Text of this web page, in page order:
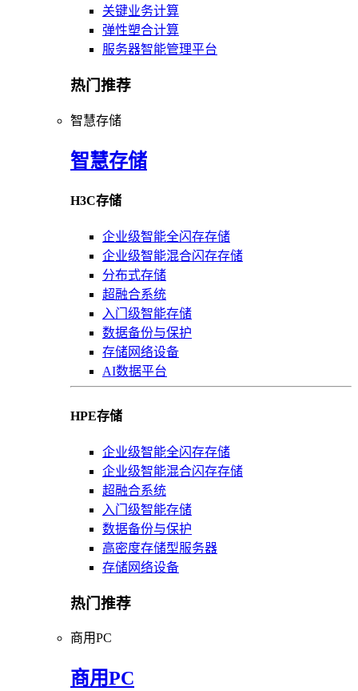
关键业务计算
弹性塑合计算
服务器智能管理平台
热门推荐
智慧存储
智慧存储
H3C存储
企业级智能全闪存存储
企业级智能混合闪存存储
分布式存储
超融合系统
入门级智能存储
数据备份与保护
存储网络设备
AI数据平台
HPE存储
企业级智能全闪存存储
企业级智能混合闪存存储
超融合系统
入门级智能存储
数据备份与保护
高密度存储型服务器
存储网络设备
热门推荐
商用PC
商用PC